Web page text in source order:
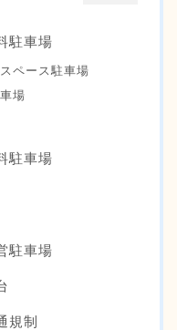
駐車場
ペース駐車場
場
駐車場
駐車場
規制